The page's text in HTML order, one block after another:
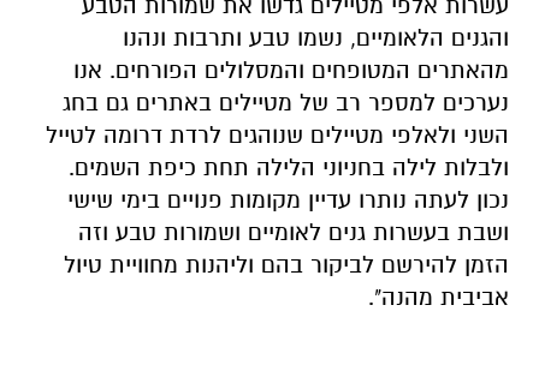
והגנים הלאומיים, נשמו טבע ותרבות ונהנו
מהאתרים המטופחים והמסלולים הפורחים. אנו
נערכים למספר רב של מטיילים באתרים גם בחג
השני ולאלפי מטיילים שנוהגים לרדת דרומה לטייל
ולבלות לילה בחניוני הלילה תחת כיפת השמים.
נכון לעתה נותרו עדיין מקומות פנויים בימי שישי
ושבת בעשרות גנים לאומיים ושמורות טבע וזה
הזמן להירשם לביקור בהם וליהנות מחוויית טיול
אביבית מהנה".